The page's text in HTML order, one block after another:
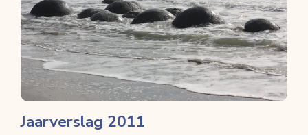
Jaarverslag 2011